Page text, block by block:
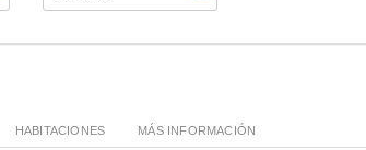
HABITACIONES MÁS INFORMACIÓN